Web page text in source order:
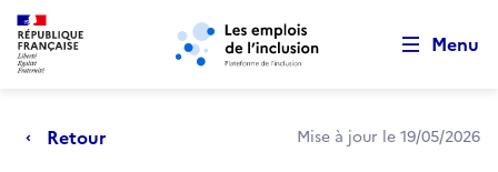
Aller au menu principal Aller au contenu principal
Menu
Retour Mise à jour le 19/05/2026
Retour au début de la page
Panneau de gestion des cookies